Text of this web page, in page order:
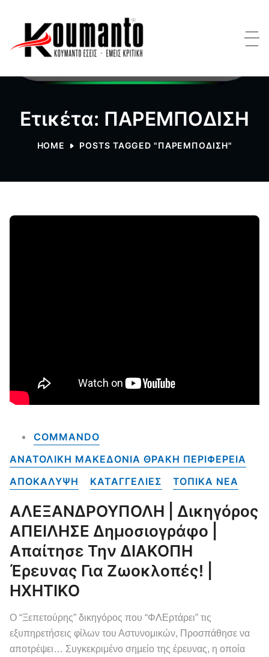
Ετικέτα: ΠΑΡΕΜΠΟΔΙΣΗ
HOME POSTS TAGGED "ΠΑΡΕΜΠΟΔΙΣΗ"
COMMANDO
ΑΝΑΤΟΛΙΚΗ ΜΑΚΕΔΟΝΙΑ ΘΡΑΚΗ ΠΕΡΙΦΕΡΕΙΑ
ΑΠΟΚΑΛΥΨΗ
ΚΑΤΑΓΓΕΛΙΕΣ ΤΟΠΙΚΑ NEA
ΑΛΕΞΑΝΔΡΟΥΠΟΛΗ | Δικηγόρος
ΑΠΕΙΛΗΣΕ Δημοσιογράφο |
Απαίτησε Την ΔΙΑΚΟΠΗ
Έρευνας Για Ζωοκλοπές! |
ΗΧΗΤΙΚΟ
Ο “Ξεπετούρης” δικηγόρος που “ΦΛΕρτάρει” τις
εξυπηρετήσεις φίλων του Αστυνομικών, Προσπάθησε να
αποτρέψει… Συγκεκριμένο σημείο της έρευνας, η οποία